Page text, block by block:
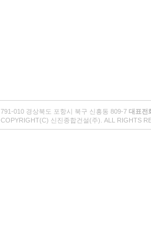
791-010 경상북도 포항시 북구 신흥동 809-7 대표전
COPYRIGHT(C) 신진종합건설(주). ALL RIGHTS